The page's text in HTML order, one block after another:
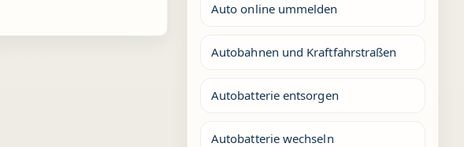
Auto online ummelden
Autobahnen und Kraftfahrstraßen
Autobatterie entsorgen
Autobatterie wechseln